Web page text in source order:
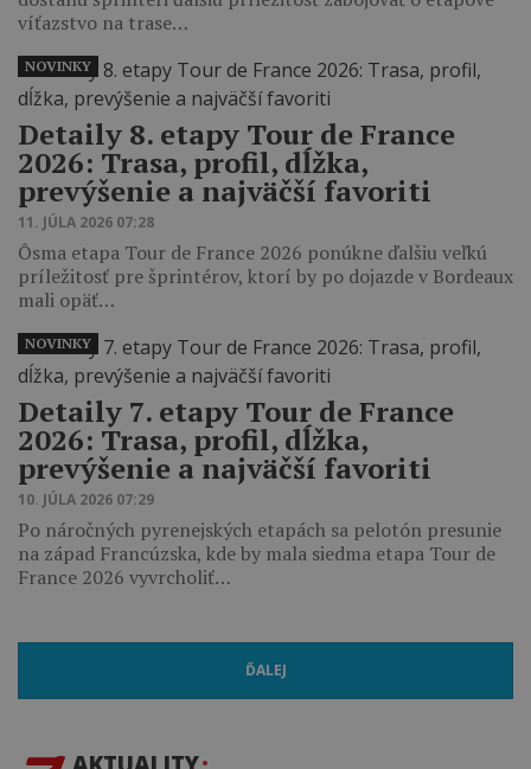
víťazstvo na trase…
Detaily 8. etapy Tour de France
2026: Trasa, profil, dĺžka,
prevýšenie a najväčší favoriti
11. JÚLA 2026 07:28
Ôsma etapa Tour de France 2026 ponúkne ďalšiu veľkú
príležitosť pre šprintérov, ktorí by po dojazde v Bordeaux
mali opäť…
NOVINKY
Detaily 7. etapy Tour de France
2026: Trasa, profil, dĺžka,
prevýšenie a najväčší favoriti
10. JÚLA 2026 07:29
Po náročných pyrenejských etapách sa pelotón presunie
na západ Francúzska, kde by mala siedma etapa Tour de
France 2026 vyvrcholiť…
NOVINKY
ĎALEJ